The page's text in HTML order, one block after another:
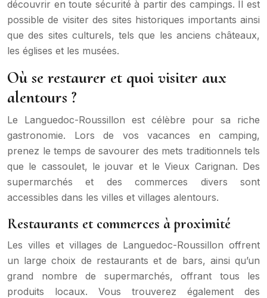
découvrir en toute sécurité à partir des campings. Il est
possible de visiter des sites historiques importants ainsi
que des sites culturels, tels que les anciens châteaux,
les églises et les musées.
Où se restaurer et quoi visiter aux
alentours ?
Le Languedoc-Roussillon est célèbre pour sa riche
gastronomie. Lors de vos vacances en camping,
prenez le temps de savourer des mets traditionnels tels
que le cassoulet, le jouvar et le Vieux Carignan. Des
supermarchés et des commerces divers sont
accessibles dans les villes et villages alentours.
Restaurants et commerces à proximité
Les villes et villages de Languedoc-Roussillon offrent
un large choix de restaurants et de bars, ainsi qu’un
grand nombre de supermarchés, offrant tous les
produits locaux. Vous trouverez également des